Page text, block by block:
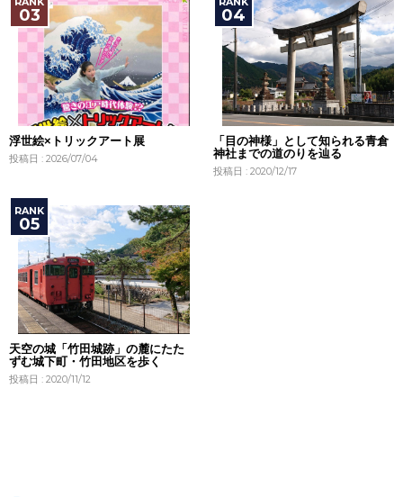
浮世絵×トリックアート展
投稿日 : 2026/07/04
「目の神様」として知られる青倉
神社までの道のりを辿る
投稿日 : 2020/12/17
天空の城「竹田城跡」の麓にたた
ずむ城下町・竹田地区を歩く
投稿日 : 2020/11/12